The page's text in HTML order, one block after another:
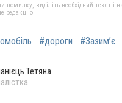
помилку, виділіть необхідний текст і
редакцію
#дороги #Зазим’є
Тетяна